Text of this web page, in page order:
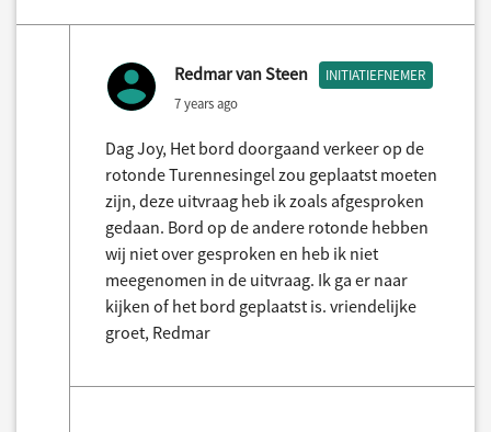
Redmar van Steen INITIATIEFNEMER
7 years ago
Dag Joy, Het bord doorgaand verkeer op de
rotonde Turennesingel zou geplaatst moeten
zijn, deze uitvraag heb ik zoals afgesproken
gedaan. Bord op de andere rotonde hebben
wij niet over gesproken en heb ik niet
meegenomen in de uitvraag. Ik ga er naar
kijken of het bord geplaatst is. vriendelijke
groet, Redmar